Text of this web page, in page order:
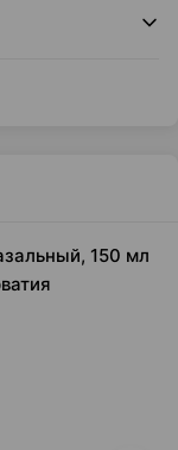
150 мл